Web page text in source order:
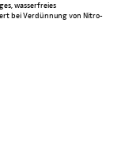
wasserfreies
bei Verdünnung von Nitro-